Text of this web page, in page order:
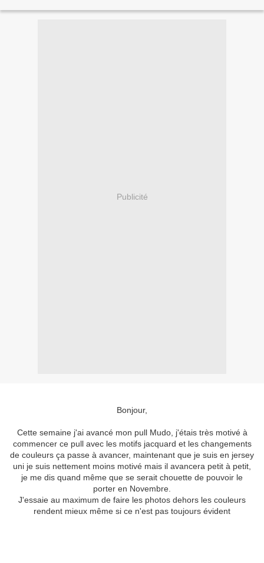
Publicité
Bonjour,
Cette semaine j'ai avancé mon pull Mudo, j'étais très motivé à
commencer ce pull avec les motifs jacquard et les changements
de couleurs ça passe à avancer, maintenant que je suis en jersey
uni je suis nettement moins motivé mais il avancera petit à petit,
je me dis quand même que se serait chouette de pouvoir le
porter en Novembre.
J'essaie au maximum de faire les photos dehors les couleurs
rendent mieux même si ce n'est pas toujours évident